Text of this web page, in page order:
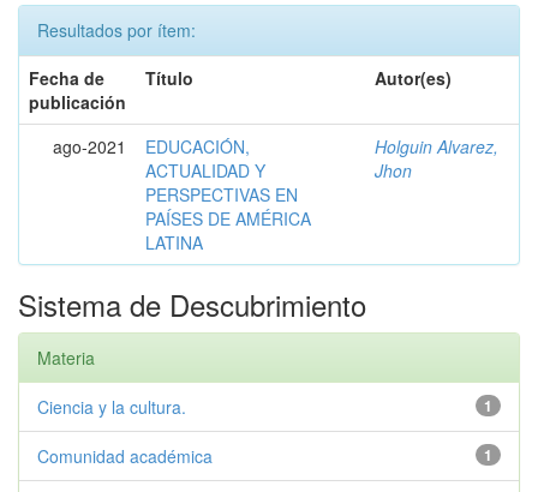
Resultados por ítem:
Fecha de
publicación
Título Autor(es)
ago-2021
EDUCACIÓN,
ACTUALIDAD Y
PERSPECTIVAS EN
PAÍSES DE AMÉRICA
LATINA
Holguin Alvarez,
Jhon
Sistema de Descubrimiento
Materia
1
Ciencia y la cultura.
1
Comunidad académica